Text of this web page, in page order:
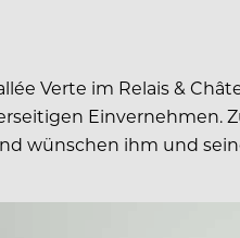
Verte im Relais &
Einvernehmen.
wünschen ihm und